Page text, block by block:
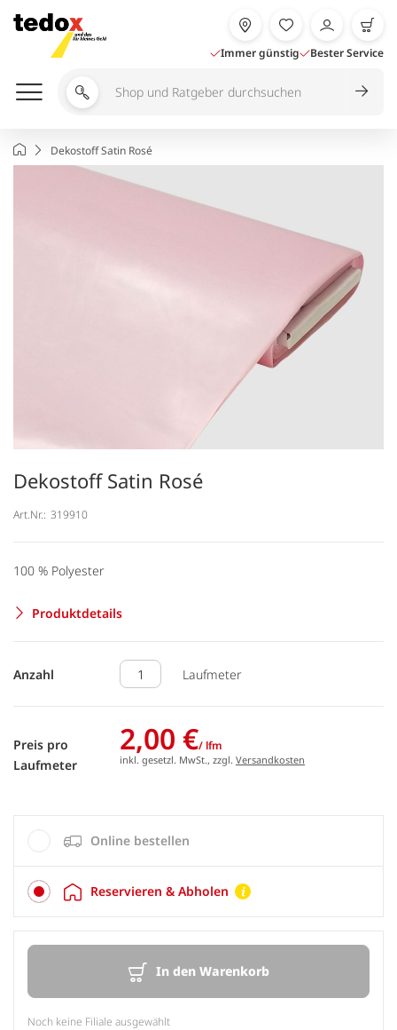
Inhalt
springen
Immer günstig Bester Service
Shop
Ratgeber
durchsuchen
StartseiteDekostoff Satin Rosé
Dekostoff Satin Rosé
Art.Nr.: 319910
100 % Polyester
Produktdetails
Anzahl Laufmeter
Preis pro
Laufmeter
2,00 €/ lfm
inkl. gesetzl. MwSt., zzgl. Versandkosten
Online bestellen
Reservieren & Abholen
In den Warenkorb
Noch keine Filiale ausgewählt